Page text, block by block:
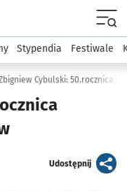
Kultura
Stypendia Festiwale
Cybulski: 50.rocznica
Udostępnijartykuł